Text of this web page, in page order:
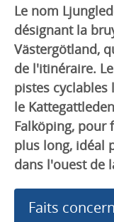
Le nom
désignant la
Västergötland,
de l'itinéraire.
pistes cyclables
le
Falköping,
plus long, idéal
dans l'ouest de
Faits